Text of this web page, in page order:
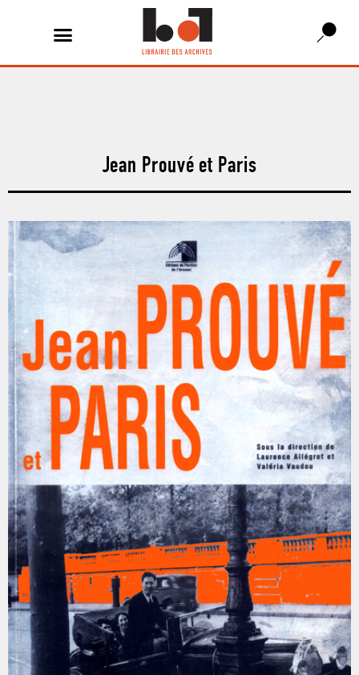
Jean Prouvé et Paris